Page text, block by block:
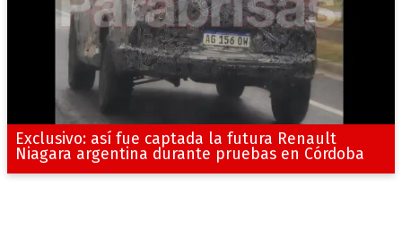
Exclusivo: así fue captada la futura Renault
Niagara argentina durante pruebas en Córdoba